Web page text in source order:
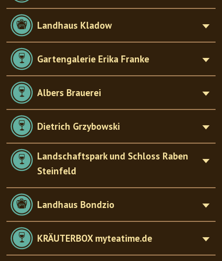
Landhaus Kladow
Gartengalerie Erika Franke
Albers Brauerei
Dietrich Grzybowski
Landschaftspark und Schloss Raben
Steinfeld
Landhaus Bondzio
KRÄUTERBOX myteatime.de